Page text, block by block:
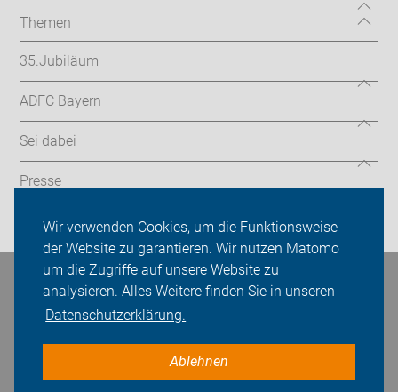
Wir verwenden Cookies, um die Funktionsweise
der Website zu garantieren. Wir nutzen Matomo
um die Zugriffe auf unsere Website zu
analysieren. Alles Weitere finden Sie in unseren
Datenschutzerklärung.
Ablehnen
Themen
35.Jubiläum
ADFC Bayern
Sei dabei
Presse
Login
Bleiben Sie in Kontakt